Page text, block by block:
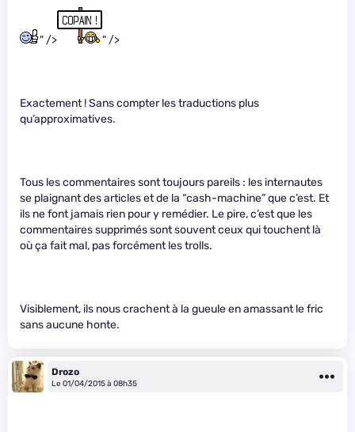
" /> " />
Exactement ! Sans compter les traductions plus
qu’approximatives.
Tous les commentaires sont toujours pareils : les internautes
se plaignant des articles et de la “cash-machine” que c’est. Et
ils ne font jamais rien pour y remédier. Le pire, c’est que les
commentaires supprimés sont souvent ceux qui touchent là
où ça fait mal, pas forcément les trolls.
Visiblement, ils nous crachent à la gueule en amassant le fric
sans aucune honte.
Drozo
Le 01/04/2015 à 08h35